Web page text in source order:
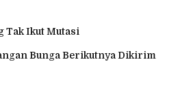
Tak Ikut Mutasi
Bunga Berikutnya Dikirim